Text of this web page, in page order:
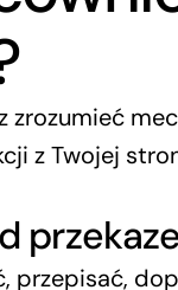
zrozumieć
z Twojej
przepisać,